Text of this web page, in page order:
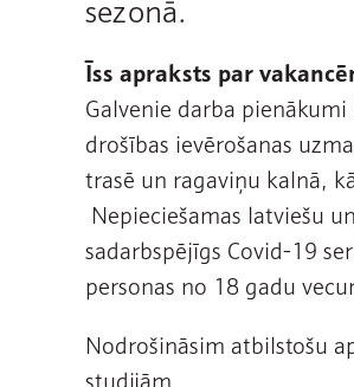
Īss apraksts par
Galvenie darba
drošības ievērošanas
trasē un ragaviņu kalnā,
Nepieciešamas latviešu
sadarbspējīgs Covid-19
personas no 18 gadu
Nodrošināsim atbilstošu
studijām.